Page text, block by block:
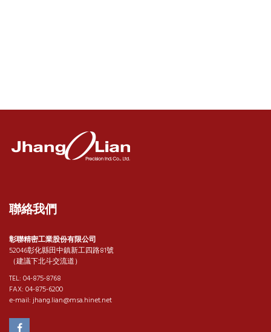
聯絡我們
彰聯精密工業股份有限公司
52046彰化縣田中鎮新工四路81號
（建議下北斗交流道）
TEL: 04-875-8768
FAX: 04-875-6200
e-mail:jhang.lian@msa.hinet.net